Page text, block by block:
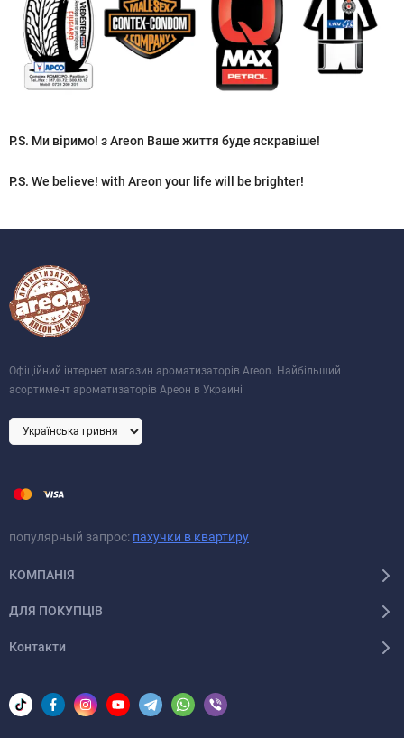
P.S. Ми віримо! з Areon Ваше життя буде яскравіше!
P.S. We believe! with Areon your life will be brighter!
Офіційний інтернет магазин ароматизаторів Areon. Найбільший
асортимент ароматизаторів Ареон в Украині
популярный запрос: пахучки в квартиру
КОМПАНІЯ
ДЛЯ ПОКУПЦІВ
Контакти